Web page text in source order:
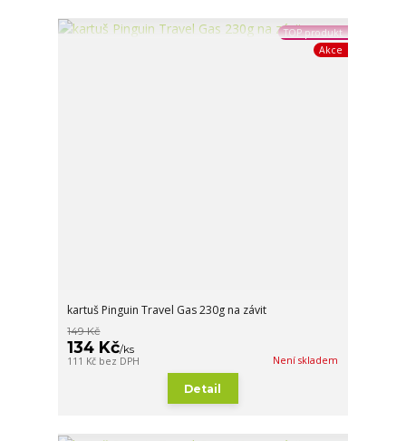
TOP produkt
Akce
kartuš Pinguin Travel Gas 230g na závit
149 Kč
134 Kč/ks
111 Kč bez DPH Není skladem
Detail